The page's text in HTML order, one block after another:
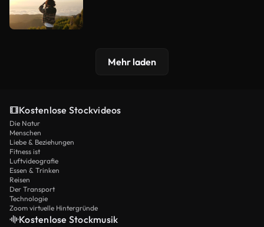
Mehr laden
Kostenlose Stockvideos
Die Natur
Menschen
Liebe & Beziehungen
Fitness ist
Luftvideografie
Essen & Trinken
Reisen
Der Transport
Technologie
Zoom virtuelle Hintergründe
Kostenlose Stockmusik